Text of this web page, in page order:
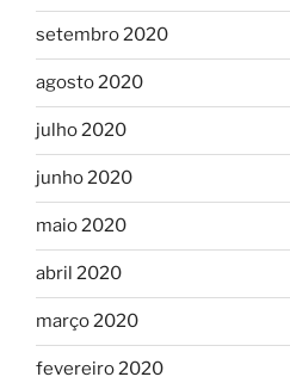
setembro 2020
agosto 2020
julho 2020
junho 2020
maio 2020
abril 2020
março 2020
fevereiro 2020